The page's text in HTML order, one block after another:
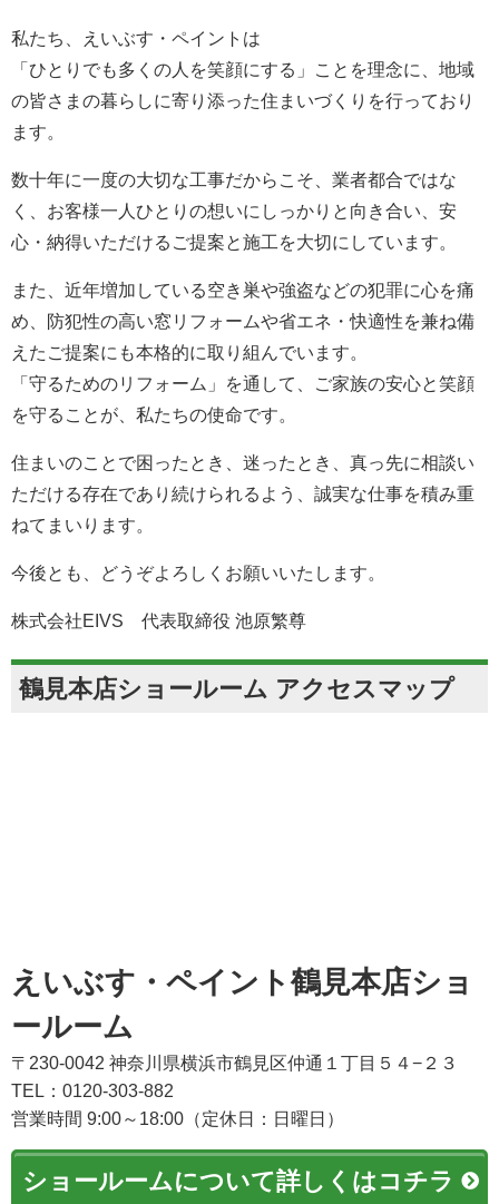
私たち、えいぶす・ペイントは
「ひとりでも多くの人を笑顔にする」ことを理念に、地域
の皆さまの暮らしに寄り添った住まいづくりを行っており
ます。
数十年に一度の大切な工事だからこそ、業者都合ではな
く、お客様一人ひとりの想いにしっかりと向き合い、安
心・納得いただけるご提案と施工を大切にしています。
また、近年増加している空き巣や強盗などの犯罪に心を痛
め、防犯性の高い窓リフォームや省エネ・快適性を兼ね備
えたご提案にも本格的に取り組んでいます。
「守るためのリフォーム」を通して、ご家族の安心と笑顔
を守ることが、私たちの使命です。
住まいのことで困ったとき、迷ったとき、真っ先に相談い
ただける存在であり続けられるよう、誠実な仕事を積み重
ねてまいります。
今後とも、どうぞよろしくお願いいたします。
株式会社EIVS 代表取締役 池原繁尊
鶴見本店ショールーム アクセスマップ
えいぶす・ペイント鶴見本店ショ
ールーム
〒230-0042 神奈川県横浜市鶴見区仲通１丁目５４−２３
TEL：0120-303-882
営業時間 9:00～18:00（定休日：日曜日）
ショールームについて詳しくはコチラ